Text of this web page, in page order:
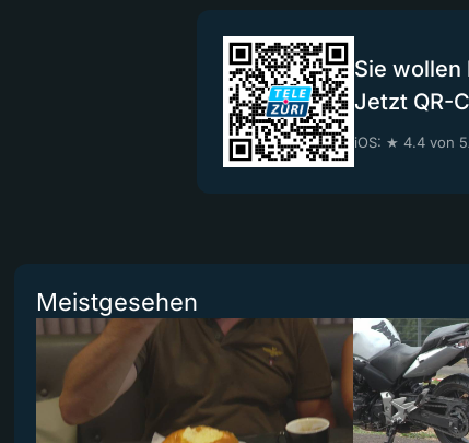
Sie
Jetzt QR-
iOS: ★ 4.4 von 5
Meistgesehen